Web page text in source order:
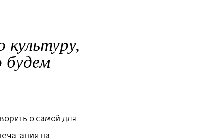
будем
о самой для
на